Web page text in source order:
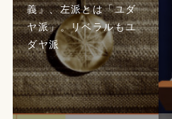
義』、左派とは「ユダ
ヤ派」。リベラルもユ
ダヤ派